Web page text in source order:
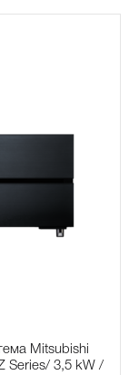
Mitsubishi
Series/ 3,5 kW /